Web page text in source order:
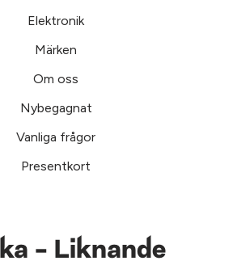
Elektronik
Märken
Om oss
Nybegagnat
Vanliga frågor
Presentkort
- Liknande